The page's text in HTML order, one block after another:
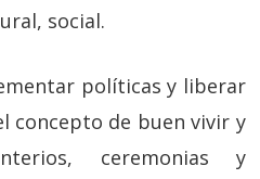
social.
políticas y liberar
concepto de buen vivir y
ceremonias y